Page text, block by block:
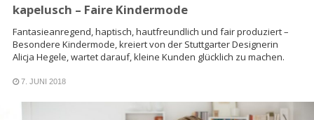
kapelusch – Faire Kindermode
Fantasieanregend, haptisch, hautfreundlich und fair produziert –
Besondere Kindermode, kreiert von der Stuttgarter Designerin
Alicja Hegele, wartet darauf, kleine Kunden glücklich zu machen.
7. JUNI 2018